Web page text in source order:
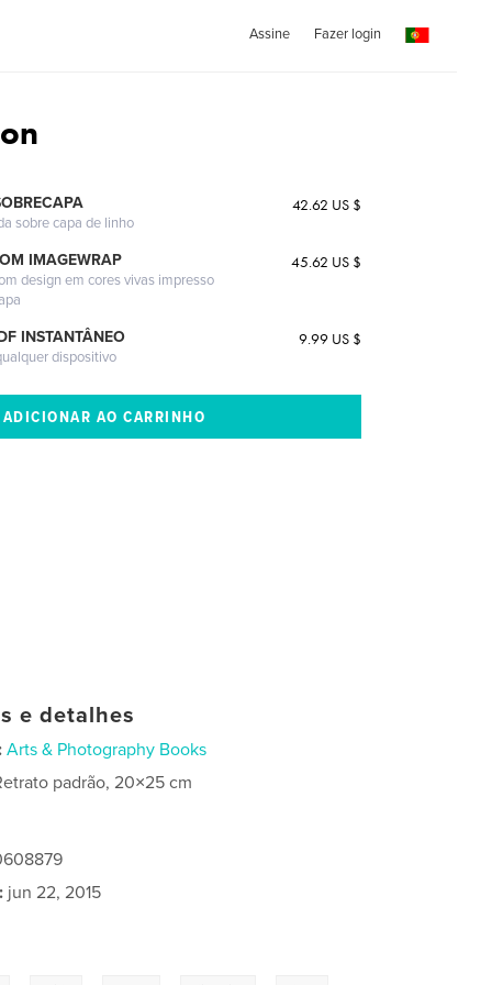
Assine Fazer login
sobre capa de linho
42.62 US $
IMAGEWRAP
design em cores vivas impresso
45.62 US $
INSTANTÂNEO
dispositivo
9.99 US $
e detalhes
Arts & Photography Books
padrão, 20×25 cm
jun 22, 2015